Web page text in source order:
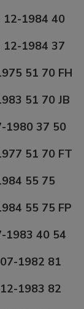
12-1984 40
12-1984 37
51 70 FH
51 70 JB
1980 37 50
51 70 FT
55 75
55 75 FP
1983 40 54
1982 81
1983 82